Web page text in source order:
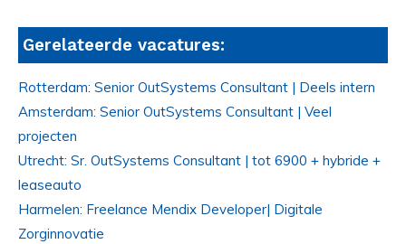
Gerelateerde vacatures:
Rotterdam: Senior OutSystems Consultant | Deels intern
Amsterdam: Senior OutSystems Consultant | Veel
projecten
Utrecht: Sr. OutSystems Consultant | tot 6900 + hybride +
leaseauto
Harmelen: Freelance Mendix Developer| Digitale
Zorginnovatie